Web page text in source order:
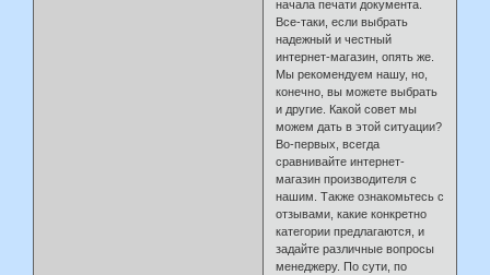
начала печати документа.
Все-таки, если выбрать
надежный и честный
интернет-магазин, опять же.
Мы рекомендуем нашу, но,
конечно, вы можете выбрать
и другие. Какой совет мы
можем дать в этой ситуации?
Во-первых, всегда
сравнивайте интернет-
магазин производителя с
нашим. Также ознакомьтесь с
отзывами, какие конкретно
категории предлагаются, и
задайте различные вопросы
менеджеру. По сути, по